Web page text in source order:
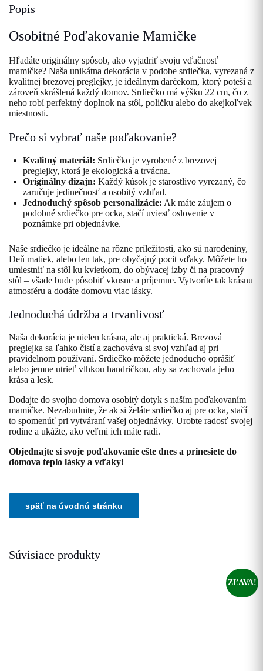
Popis
Osobitné Poďakovanie Mamičke
Hľadáte originálny spôsob, ako vyjadriť svoju vďačnosť
mamičke? Naša unikátna dekorácia v podobe srdiečka, vyrezaná z
kvalitnej brezovej preglejky, je ideálnym darčekom, ktorý poteší a
zároveň skrášlená každý domov. Srdiečko má výšku 22 cm, čo z
neho robí perfektný doplnok na stôl, poličku alebo do akejkoľvek
miestnosti.
Prečo si vybrať naše poďakovanie?
Kvalitný materiál: Srdiečko je vyrobené z brezovej
preglejky, ktorá je ekologická a trvácna.
Originálny dizajn: Každý kúsok je starostlivo vyrezaný, čo
zaručuje jedinečnosť a osobitý vzhľad.
Jednoduchý spôsob personalizácie: Ak máte záujem o
podobné srdiečko pre ocka, stačí uviesť oslovenie v
poznámke pri objednávke.
Naše srdiečko je ideálne na rôzne príležitosti, ako sú narodeniny,
Deň matiek, alebo len tak, pre obyčajný pocit vďaky. Môžete ho
umiestniť na stôl ku kvietkom, do obývacej izby či na pracovný
stôl – všade bude pôsobiť vkusne a príjemne. Vytvoríte tak krásnu
atmosféru a dodáte domovu viac lásky.
Jednoduchá údržba a trvanlivosť
Naša dekorácia je nielen krásna, ale aj praktická. Brezová
preglejka sa ľahko čistí a zachováva si svoj vzhľad aj pri
pravidelnom používaní. Srdiečko môžete jednoducho oprášiť
alebo jemne utrieť vlhkou handričkou, aby sa zachovala jeho
krása a lesk.
Dodajte do svojho domova osobitý dotyk s naším poďakovaním
mamičke. Nezabudnite, že ak si želáte srdiečko aj pre ocka, stačí
to spomenúť pri vytváraní vašej objednávky. Urobte radosť svojej
rodine a ukážte, ako veľmi ich máte radi.
Objednajte si svoje poďakovanie ešte dnes a prinesiete do
domova teplo lásky a vďaky!
Súvisiace produkty
ZĽAVA!